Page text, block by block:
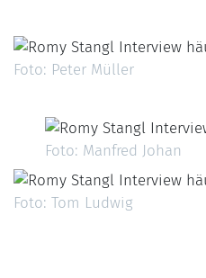
Foto: Peter Müller
Foto: Manfred Johan
Foto: Tom Ludwig